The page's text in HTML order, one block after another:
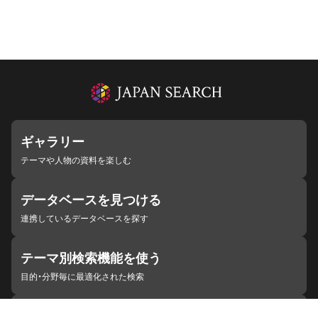
ギャラリー
テーマや人物の資料を楽しむ
データベースを見つける
連携しているデータベースを探す
テーマ別検索機能を使う
目的・分野毎に最適化された検索